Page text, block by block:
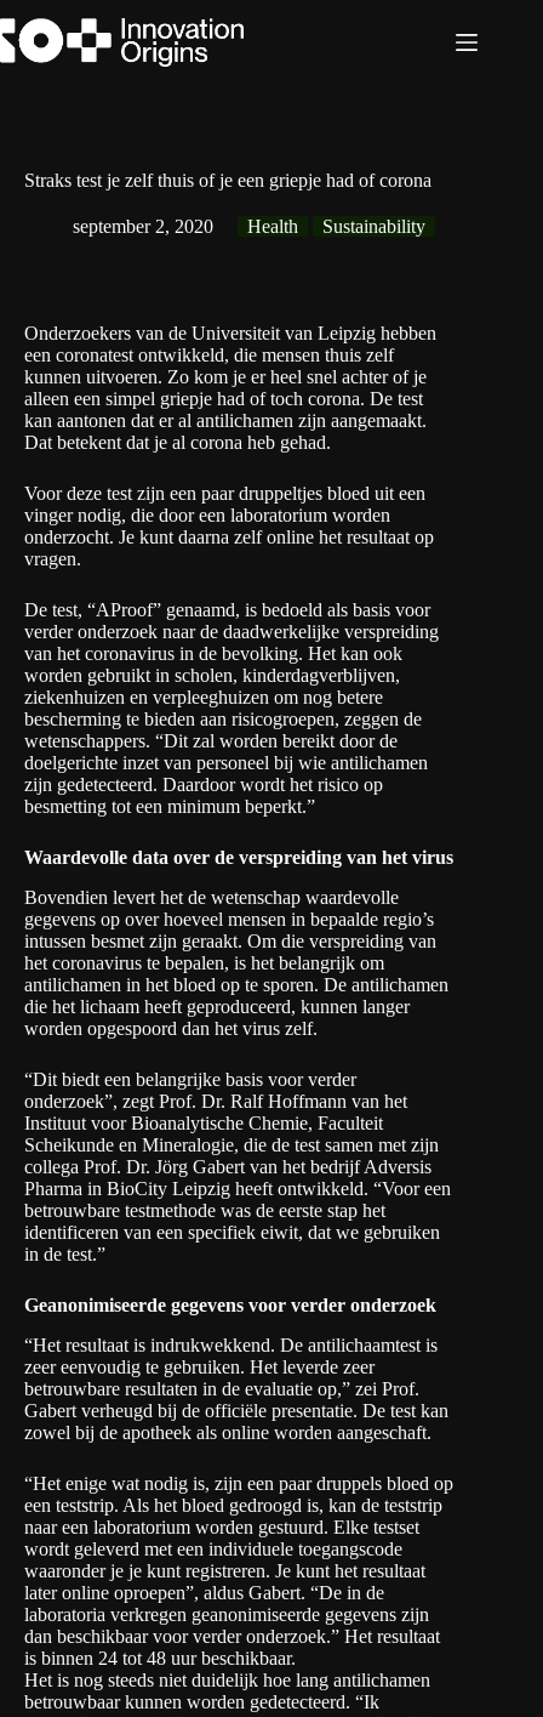
naar
de
Straks test je zelf thuis of je een griepje had of corona
september 2, 2020 Health Sustainability
Onderzoekers van de Universiteit van Leipzig hebben
een coronatest ontwikkeld, die mensen thuis zelf
kunnen uitvoeren. Zo kom je er heel snel achter of je
alleen een simpel griepje had of toch corona. De test
kan aantonen dat er al antilichamen zijn aangemaakt.
Dat betekent dat je al corona heb gehad.
Voor deze test zijn een paar druppeltjes bloed uit een
vinger nodig, die door een laboratorium worden
onderzocht. Je kunt daarna zelf online het resultaat op
vragen.
De test, “AProof” genaamd, is bedoeld als basis voor
verder onderzoek naar de daadwerkelijke verspreiding
van het coronavirus in de bevolking. Het kan ook
worden gebruikt in scholen, kinderdagverblijven,
ziekenhuizen en verpleeghuizen om nog betere
bescherming te bieden aan risicogroepen, zeggen de
wetenschappers. “Dit zal worden bereikt door de
doelgerichte inzet van personeel bij wie antilichamen
zijn gedetecteerd. Daardoor wordt het risico op
besmetting tot een minimum beperkt.”
Waardevolle data over de verspreiding van het virus
Bovendien levert het de wetenschap waardevolle
gegevens op over hoeveel mensen in bepaalde regio’s
intussen besmet zijn geraakt. Om die verspreiding van
het coronavirus te bepalen, is het belangrijk om
antilichamen in het bloed op te sporen. De antilichamen
die het lichaam heeft geproduceerd, kunnen langer
worden opgespoord dan het virus zelf.
“Dit biedt een belangrijke basis voor verder
onderzoek”, zegt Prof. Dr. Ralf Hoffmann van het
Instituut voor Bioanalytische Chemie, Faculteit
Scheikunde en Mineralogie, die de test samen met zijn
collega Prof. Dr. Jörg Gabert van het bedrijf Adversis
Pharma in BioCity Leipzig heeft ontwikkeld. “Voor een
betrouwbare testmethode was de eerste stap het
identificeren van een specifiek eiwit, dat we gebruiken
in de test.”
Geanonimiseerde gegevens voor verder onderzoek
“Het resultaat is indrukwekkend. De antilichaamtest is
zeer eenvoudig te gebruiken. Het leverde zeer
betrouwbare resultaten in de evaluatie op,” zei Prof.
Gabert verheugd bij de officiële presentatie. De test kan
zowel bij de apotheek als online worden aangeschaft.
“Het enige wat nodig is, zijn een paar druppels bloed op
een teststrip. Als het bloed gedroogd is, kan de teststrip
naar een laboratorium worden gestuurd. Elke testset
wordt geleverd met een individuele toegangscode
waaronder je je kunt registreren. Je kunt het resultaat
later online oproepen”, aldus Gabert. “De in de
laboratoria verkregen geanonimiseerde gegevens zijn
dan beschikbaar voor verder onderzoek.” Het resultaat
is binnen 24 tot 48 uur beschikbaar.
Het is nog steeds niet duidelijk hoe lang antilichamen
betrouwbaar kunnen worden gedetecteerd. “Ik